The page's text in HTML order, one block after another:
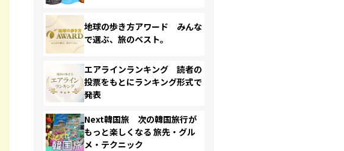
地球の歩き方アワード みんな
で選ぶ、旅のベスト。
エアラインランキング 読者の
投票をもとにランキング形式で
発表
Next韓国旅 次の韓国旅行が
もっと楽しくなる 旅先・グル
メ・テクニック